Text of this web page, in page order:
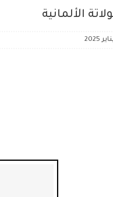
الألمانية